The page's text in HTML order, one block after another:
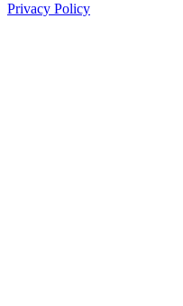
Privacy Policy